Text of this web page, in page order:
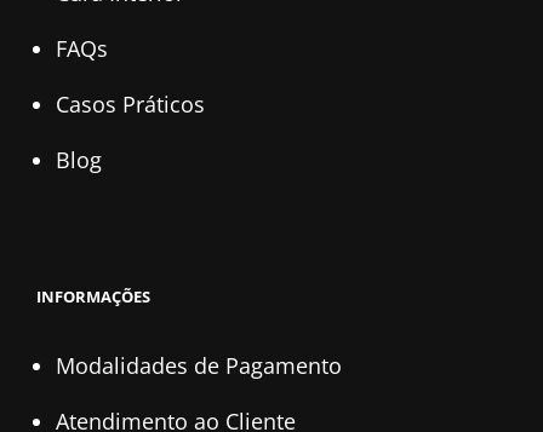
FAQs
Casos Práticos
Blog
INFORMAÇÕES
Modalidades de Pagamento
Atendimento ao Cliente